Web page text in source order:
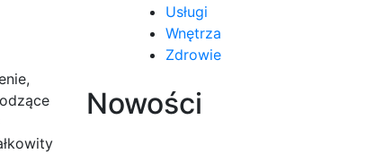
Usługi
Wnętrza
Zdrowie
Nowości